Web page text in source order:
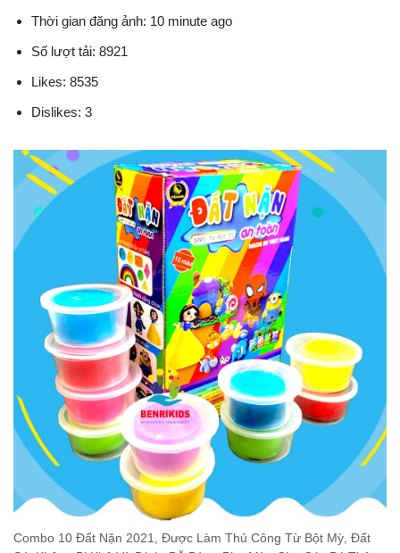
Thời gian đăng ảnh: 10 minute ago
Số lượt tải: 8921
Likes: 8535
Dislikes: 3
Combo 10 Đất Nặn 2021, Được Làm Thủ Công Từ Bột Mỳ, Đất